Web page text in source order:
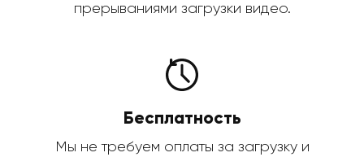
прерываниями загрузки видео.
Бесплатность
Мы не требуем оплаты за загрузку и